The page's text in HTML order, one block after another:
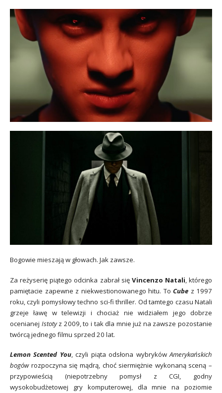
Bogowie mieszają w głowach. Jak zawsze.
Za reżyserię piątego odcinka zabrał się Vincenzo Natali, którego
pamiętacie zapewne z niekwestionowanego hitu. To Cube z 1997
roku, czyli pomysłowy techno sci-fi thriller. Od tamtego czasu Natali
grzeje ławę w telewizji i chociaż nie widziałem jego dobrze
ocenianej Istotyz 2009, to i tak dla mnie już na zawsze pozostanie
twórcą jednego filmu sprzed 20 lat.
Lemon Scented You, czyli piąta odsłona wybrykówAmerykańskich
bogówrozpoczyna się mądrą, choć siermiężnie wykonaną sceną –
przypowieścią (niepotrzebny pomysł z CGI, godny
wysokobudżetowej gry komputerowej, dla mnie na poziomie